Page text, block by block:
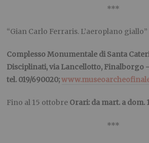
***
“Gian Carlo Ferraris. L’aeroplano giallo”
Complesso Monumentale di Santa
Disciplinati, via Lancellotto, Finalborgo
tel. 019/690020;
Fino al 15 ottobre Orari: da mart. a dom.
***